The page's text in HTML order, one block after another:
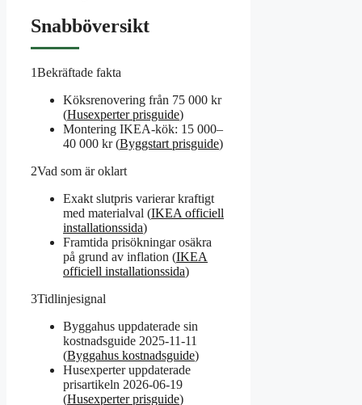
Snabböversikt
1Bekräftade fakta
Köksrenovering från 75 000 kr
(Husexperter prisguide)
Montering IKEA-kök: 15 000–
40 000 kr (Byggstart prisguide)
2Vad som är oklart
Exakt slutpris varierar kraftigt
med materialval (IKEA officiell
installationssida)
Framtida prisökningar osäkra
på grund av inflation (IKEA
officiell installationssida)
3Tidlinjesignal
Byggahus uppdaterade sin
kostnadsguide 2025-11-11
(Byggahus kostnadsguide)
Husexperter uppdaterade
prisartikeln 2026-06-19
(Husexperter prisguide)